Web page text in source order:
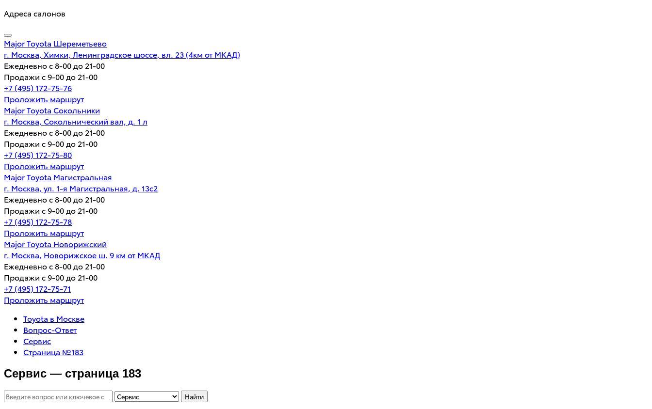
Адреса салонов
Major Toyota Шереметьево
г. Москва, Химки, Ленинградское шоссе, вл. 23 (4км от МКАД)
Ежедневно с 8-00 до 21-00
Продажи с 9-00 до 21-00
+7 (495) 172-75-76
Проложить маршрут
Major Toyota Сокольники
г. Москва, Сокольнический вал, д. 1 л
Ежедневно с 8-00 до 21-00
Продажи с 9-00 до 21-00
+7 (495) 172-75-80
Проложить маршрут
Major Toyota Магистральная
г. Москва, ул. 1-я Магистральная, д. 13с2
Ежедневно с 8-00 до 21-00
Продажи с 9-00 до 21-00
+7 (495) 172-75-78
Проложить маршрут
Major Toyota Новорижский
г. Москва, Новорижское ш. 9 км от МКАД
Ежедневно с 8-00 до 21-00
Продажи с 9-00 до 21-00
+7 (495) 172-75-71
Проложить маршрут
Toyota в Москве
Вопрос-Ответ
Сервис
Страница №183
Сервис — страница 183
Найти